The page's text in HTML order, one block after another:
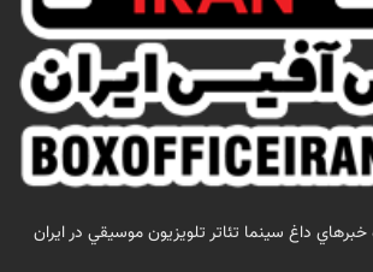
خبرهاي داغ سينما تئاتر تلويزيون موسيقي در ايران